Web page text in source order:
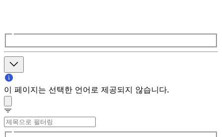
이 페이지는 선택한 언어로 제공되지 않습니다.